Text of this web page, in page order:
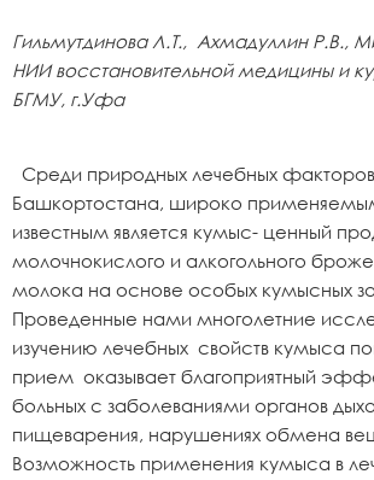
Гильмутдинова Л.Т., Ахмадуллин Р.В.,
НИИ восстановительной медицины и
БГМУ, г.Уфа
Среди природных лечебных факторов
Башкортостана, широко
известным является кумыс- ценный
молочнокислого и алкогольного
молока на основе особых кумысных
Проведенные нами многолетние
изучению лечебных свойств кумыса
прием оказывает благоприятный
больных с заболеваниями органов
пищеварения, нарушениях обмена
Возможность применения кумыса в